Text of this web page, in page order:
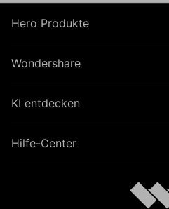
Hero Produkte
Wondershare
KI entdecken
Hilfe-Center